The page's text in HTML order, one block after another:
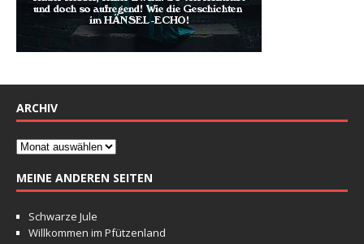
ARCHIV
MEINE ANDEREN SEITEN
Schwarze Jule
Willkommen im Pfützenland